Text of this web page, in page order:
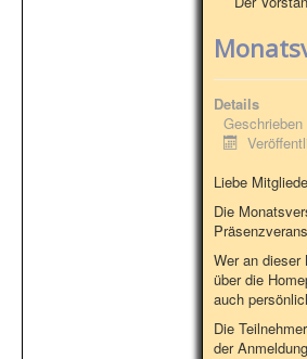
Details
Liebe
Die
Wer an
über die
auch
Die
der